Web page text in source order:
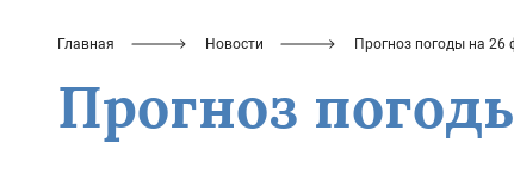
Главная Новости Прогноз погоды на 26
Прогноз